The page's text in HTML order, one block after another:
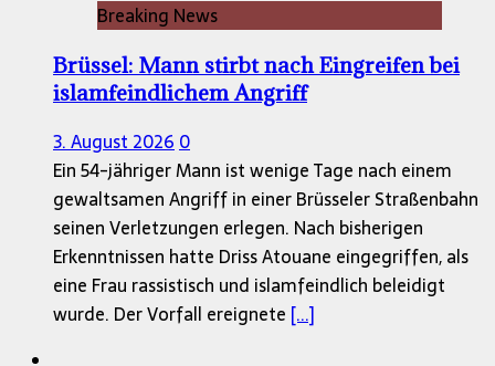
Breaking News
Brüssel: Mann stirbt nach Eingreifen bei
islamfeindlichem Angriff
3. August 2026 0
Ein 54-jähriger Mann ist wenige Tage nach einem
gewaltsamen Angriff in einer Brüsseler Straßenbahn
seinen Verletzungen erlegen. Nach bisherigen
Erkenntnissen hatte Driss Atouane eingegriffen, als
eine Frau rassistisch und islamfeindlich beleidigt
wurde. Der Vorfall ereignete [...]